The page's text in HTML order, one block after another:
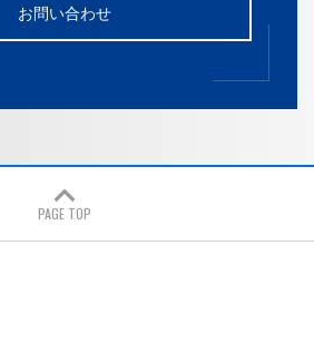
お問い合わせ
PAGE TOP